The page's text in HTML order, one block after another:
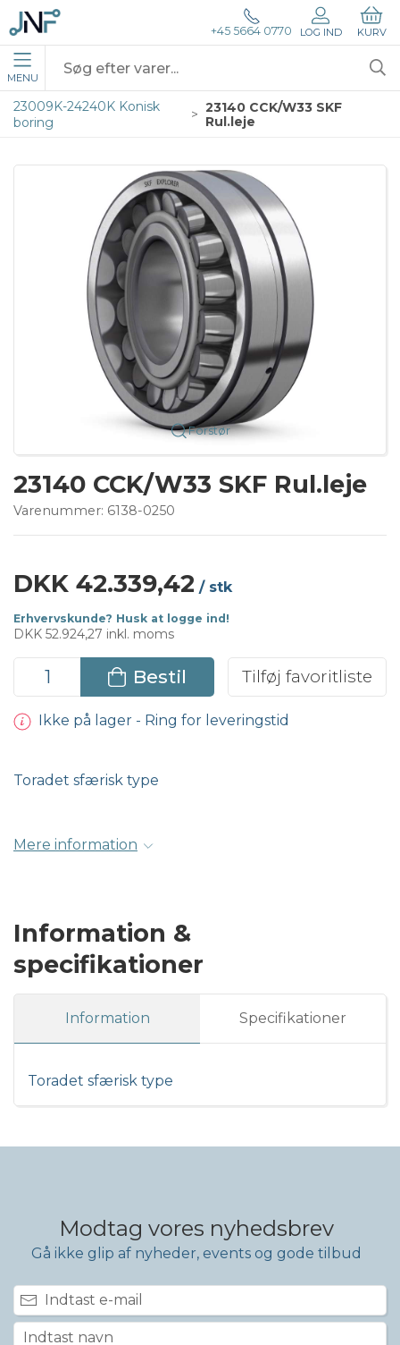
+45 5664 0770 LOG IND KURV
MENU
23009K-24240K Konisk
boring
23140 CCK/W33 SKF
Rul.leje
Forstør
23140 CCK/W33 SKF Rul.leje
Varenummer: 6138-0250
DKK 42.339,42 / stk
Erhvervskunde? Husk at logge ind!
DKK 52.924,27 inkl. moms
Bestil Tilføj favoritliste
Ikke på lager - Ring for leveringstid
Toradet sfærisk type
Mere information
Information &
specifikationer
Information Specifikationer
Toradet sfærisk type
Modtag vores nyhedsbrev
Gå ikke glip af nyheder, events og gode tilbud